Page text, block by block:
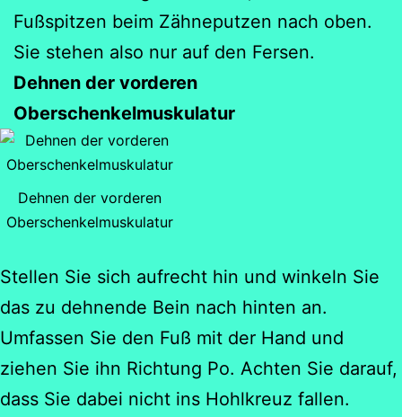
Fußspitzen beim Zähneputzen nach oben.
Sie stehen also nur auf den Fersen.
Dehnen der vorderen
Oberschenkelmuskulatur
Dehnen der vorderen
Oberschenkelmuskulatur
Stellen Sie sich aufrecht hin und winkeln Sie
das zu dehnende Bein nach hinten an.
Umfassen Sie den Fuß mit der Hand und
ziehen Sie ihn Richtung Po. Achten Sie darauf,
dass Sie dabei nicht ins Hohlkreuz fallen.